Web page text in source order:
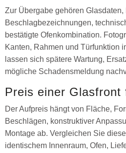
Zur Übergabe gehören
Beschlagbezeichnungen,
bestätigte Ofenkombination.
Kanten, Rahmen und Türfunktion
lassen sich spätere Wartung,
mögliche Schadensmeldung
Preis einer Glasfront
Der Aufpreis hängt von Fläche,
Beschlägen, konstruktiver
Montage ab. Vergleichen Sie
identischem Innenraum, Ofen,